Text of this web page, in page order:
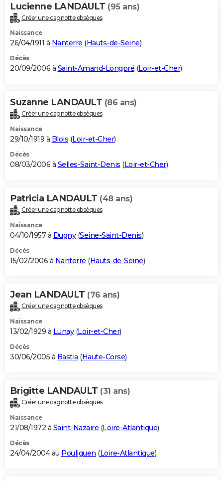
Lucienne LANDAULT (95 ans)
Créer une cagnotte obsèques
Naissance
26/04/1911 à Nanterre (Hauts-de-Seine)
Décès
20/09/2006 à Saint-Amand-Longpré (Loir-et-Cher)
Suzanne LANDAULT (86 ans)
Créer une cagnotte obsèques
Naissance
29/10/1919 à Blois (Loir-et-Cher)
Décès
08/03/2006 à Selles-Saint-Denis (Loir-et-Cher)
Patricia LANDAULT (48 ans)
Créer une cagnotte obsèques
Naissance
04/10/1957 à Dugny(Seine-Saint-Denis)
Décès
15/02/2006 à Nanterre (Hauts-de-Seine)
Jean LANDAULT (76 ans)
Créer une cagnotte obsèques
Naissance
13/02/1929 à Lunay(Loir-et-Cher)
Décès
30/06/2005 à Bastia (Haute-Corse)
Brigitte LANDAULT (31 ans)
Créer une cagnotte obsèques
Naissance
21/08/1972 à Saint-Nazaire (Loire-Atlantique)
Décès
24/04/2004 au Pouliguen (Loire-Atlantique)